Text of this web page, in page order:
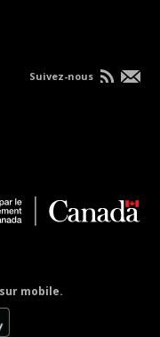
mobile.
Suivez-nous